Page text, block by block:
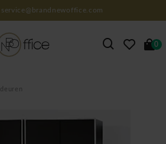
service@brandnewoffice.com
0